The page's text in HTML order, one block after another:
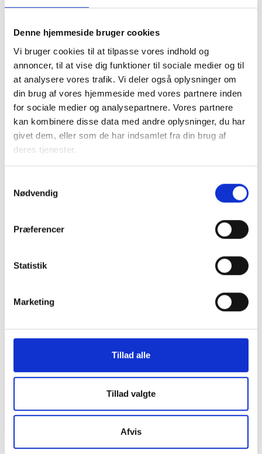
Denne hjemmeside bruger cookies
Vi bruger cookies til at tilpasse vores indhold og
annoncer, til at vise dig funktioner til sociale medier og til
at analysere vores trafik. Vi deler også oplysninger om
din brug af vores hjemmeside med vores partnere inden
for sociale medier og analysepartnere. Vores partnere
kan kombinere disse data med andre oplysninger, du har
givet dem, eller som de har indsamlet fra din brug af
deres tjenester.
Nødvendig
Præferencer
Statistik
Marketing
Tillad alle
Tillad valgte
Afvis
Maksimumsbeløbet i område 3 svarer i perioden 17.
januar 2026 til 31. december 2035 til maksimumsbeløbet i
område 4 ("standardbeløbet") plus et tillæg. Tillægget
udgør i perioden 17. januar 2026 til 31. december 2032 10
pct., i 2033 7,5 pct., i 2034 5 pct. og i 2035 2,5 pct. af
maksimumsbeløbet i område 4.
Tillægget nedjusteres 1. januar 2033 til 7,5 pct., 1. januar
Tillægget finansieres efter de gældende regler for alment
kan også tilgås på Social- og Boligstyrelsens hjemmeside
her.
Tilsvarende oversigt for ældreboliger findes også i
støttebekendtgørelsen og på styrelsens hjemmeside.
Maksimumbeløbene bliver indeksreguleret næste gang 1.
De resterende 10 % af højprisordningen finansieres via et
særligt udformet forhøjet kommunalt grundkapitallån, der
et rentefrit lån med 50 års afdragsfrihed.
Muligheden for at forhøje det kommunale grundkapitallån
kræver ændringer i almenboligloven og skal derfor først
behandles i Folketinget. Lovforslaget forventes at blive